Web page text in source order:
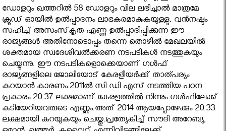
ഡോളറും ഖത്തറില്‍ 58 ഡോളറും വില ലഭിച്ചാല്‍ മാത്രമേ
ക്രൂഡ് ഓയില്‍ ഉല്‍പ്പാദനം ലാഭകരമാകുകയുള്ളു. വന്‍നഷ്ടം
സഹിച്ച് അസംസ്‌കൃത എണ്ണ ഉല്‍പ്പാദിപ്പിക്കുന്ന ഈ
രാജ്യങ്ങൾ അതിനോടൊപ്പം തന്നെ തൊഴിൽ മേഖലയിൽ
ശക്തമായ സ്വദേശിവല്‍ക്കരണ നടപടികള്‍ നടത്തുകയും
ചെയ്യുന്നു. ഈ നടപടികളൊക്കെയാണ് ഗൾഫ്
രാജ്യങ്ങളിലെ ജോലിയോട് കേരളീയർക്ക് താത്പര്യം
കുറയാൻ കാരണം.2011ൽ സി ഡി എസ് നടത്തിയ പഠന
പ്രകാരം 20.37 ലക്ഷമാണ് കേരളത്തിൽ നിന്നും ഗള്‍ഫിലേക്ക്
കുടിയേറിയവരുടെ എണ്ണം.അത് 2014 ആയപ്പോഴേക്കും 20.33
ലക്ഷമായി കുറയുകയും ചെയ്തു.പ്രത്യേകിച്ച് സൗദി അറേബ്യ,